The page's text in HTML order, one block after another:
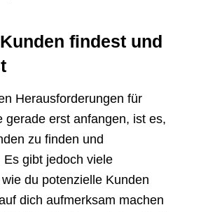
findest und
Herausforderungen für
gerade erst anfangen, ist es,
zu finden und
gibt jedoch viele
du potenzielle Kunden
dich aufmerksam machen